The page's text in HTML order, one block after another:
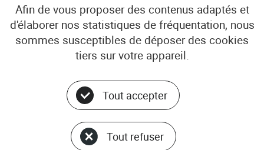
conclusions
sur
la
dimension
sociale
18, rue Jean Jaurès 29200 BREST
02 98 33 51 71
CONTACT
© ADEUPa
PLAN DU SITE
DONNÉES PERSONNELLES
Afin de vous proposer des contenus adaptés et
d'élaborer nos statistiques de fréquentation, nous
sommes susceptibles de déposer des cookies
tiers sur votre appareil.
Tout accepter
Tout refuser